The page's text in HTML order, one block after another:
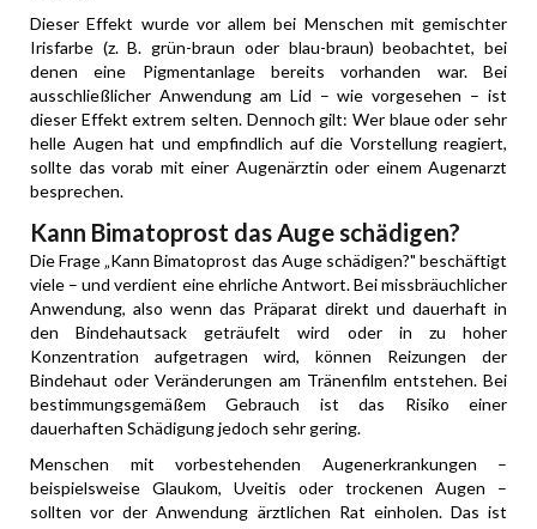
Dieser Effekt wurde vor allem bei Menschen mit gemischter
Irisfarbe (z. B. grün-braun oder blau-braun) beobachtet, bei
denen eine Pigmentanlage bereits vorhanden war. Bei
ausschließlicher Anwendung am Lid – wie vorgesehen – ist
dieser Effekt extrem selten. Dennoch gilt: Wer blaue oder sehr
helle Augen hat und empfindlich auf die Vorstellung reagiert,
sollte das vorab mit einer Augenärztin oder einem Augenarzt
besprechen.
Kann Bimatoprost das Auge schädigen?
Die Frage „Kann Bimatoprost das Auge schädigen?" beschäftigt
viele – und verdient eine ehrliche Antwort. Bei missbräuchlicher
Anwendung, also wenn das Präparat direkt und dauerhaft in
den Bindehautsack geträufelt wird oder in zu hoher
Konzentration aufgetragen wird, können Reizungen der
Bindehaut oder Veränderungen am Tränenfilm entstehen. Bei
bestimmungsgemäßem Gebrauch ist das Risiko einer
dauerhaften Schädigung jedoch sehr gering.
Menschen mit vorbestehenden Augenerkrankungen –
beispielsweise Glaukom, Uveitis oder trockenen Augen –
sollten vor der Anwendung ärztlichen Rat einholen. Das ist